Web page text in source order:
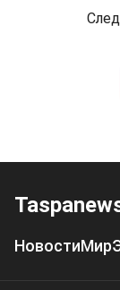
НовостиМир